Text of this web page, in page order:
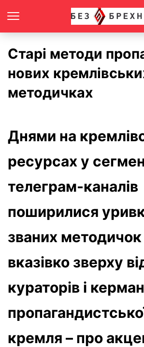
Старі методи
нових
методичках
Днями на
ресурсах у
телеграм-каналів
поширилися
званих методичок
вказівко зверху
кураторів і
кремля – про